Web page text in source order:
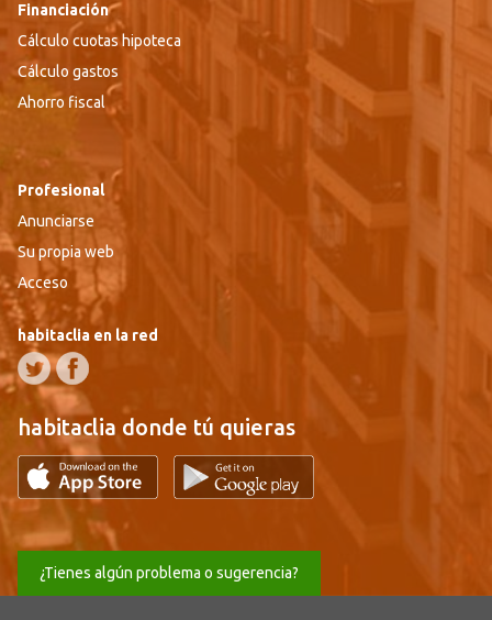
Financiación
Cálculo cuotas hipoteca
Cálculo gastos
Ahorro fiscal
Profesional
Anunciarse
Su propia web
Acceso
habitaclia en la red
habitaclia donde tú quieras
¿Tienes algún problema o sugerencia?